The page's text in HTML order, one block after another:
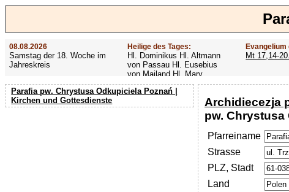
08.08.2026
Samstag der 18. Woche im
Jahreskreis
Heilige des Tages:
Hl. Dominikus Hl. Altmann
von Passau Hl. Eusebius
von Mailand Hl. Mary
MacKillop Hl. Cyriakus Hl.
Hildiger Vierzehn heilige
Nothelfer Hl. Famian Hl.
Evangelium
Mt 17,14-20.
Parafia pw. Chrystusa Odkupiciela Poznań |
Kirchen und Gottesdienste
Archidiecezja
pw. Chrystusa
Pfarreiname
Strasse
PLZ, Stadt
Land